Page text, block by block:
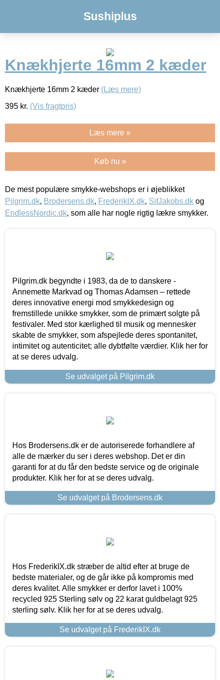
Sushiplus
Knækhjerte 16mm 2 kæder
Knækhjerte 16mm 2 kæder (Læs mere)
395 kr. (Vis fragtpris)
Læs mere »
Køb nu »
De mest populære smykke-webshops er i øjeblikket
Pilgrim.dk, Brodersens.dk, FrederikIX.dk, SifJakobs.dk og
EndlessNordic.dk, som alle har nogle rigtig lækre smykker.
Pilgrim.dk begyndte i 1983, da de to danskere -
Annemette Markvad og Thomas Adamsen – rettede
deres innovative energi mod smykkedesign og
fremstillede unikke smykker, som de primært solgte på
festivaler. Med stor kærlighed til musik og mennesker
skabte de smykker, som afspejlede deres spontanitet,
intimitet og autenticitet; alle dybtfølte værdier. Klik her for
at se deres udvalg.
Se udvalget på Pilgrim.dk
Hos Brodersens.dk er de autoriserede forhandlere af
alle de mærker du ser i deres webshop. Det er din
garanti for at du får den bedste service og de originale
produkter. Klik her for at se deres udvalg.
Se udvalget på Brodersens.dk
Hos FrederikIX.dk stræber de altid efter at bruge de
bedste materialer, og de går ikke på kompromis med
deres kvalitet. Alle smykker er derfor lavet i 100%
recycled 925 Sterling sølv og 22 karat guldbelagt 925
sterling sølv. Klik her for at se deres udvalg.
Se udvalget på FrederikIX.dk